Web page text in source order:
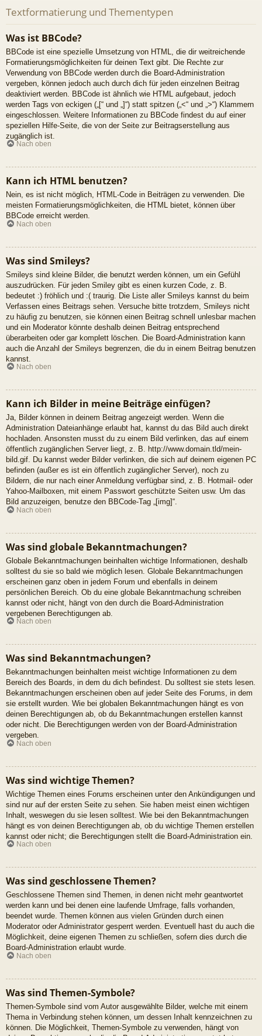
Textformatierung und Thementypen
Was ist BBCode?
BBCode ist eine spezielle Umsetzung von HTML, die dir weitreichende
Formatierungsmöglichkeiten für deinen Text gibt. Die Rechte zur
Verwendung von BBCode werden durch die Board-Administration
vergeben, können jedoch auch durch dich für jeden einzelnen Beitrag
deaktiviert werden. BBCode ist ähnlich wie HTML aufgebaut, jedoch
werden Tags von eckigen („[“ und „]“) statt spitzen („<“ und „>“) Klammern
eingeschlossen. Weitere Informationen zu BBCode findest du auf einer
speziellen Hilfe-Seite, die von der Seite zur Beitragserstellung aus
zugänglich ist.
Nach oben
Kann ich HTML benutzen?
Nein, es ist nicht möglich, HTML-Code in Beiträgen zu verwenden. Die
meisten Formatierungsmöglichkeiten, die HTML bietet, können über
BBCode erreicht werden.
Nach oben
Was sind Smileys?
Smileys sind kleine Bilder, die benutzt werden können, um ein Gefühl
auszudrücken. Für jeden Smiley gibt es einen kurzen Code, z. B.
bedeutet :) fröhlich und :( traurig. Die Liste aller Smileys kannst du beim
Verfassen eines Beitrags sehen. Versuche bitte trotzdem, Smileys nicht
zu häufig zu benutzen, sie können einen Beitrag schnell unlesbar machen
und ein Moderator könnte deshalb deinen Beitrag entsprechend
überarbeiten oder gar komplett löschen. Die Board-Administration kann
auch die Anzahl der Smileys begrenzen, die du in einem Beitrag benutzen
kannst.
Nach oben
Kann ich Bilder in meine Beiträge einfügen?
Ja, Bilder können in deinem Beitrag angezeigt werden. Wenn die
Administration Dateianhänge erlaubt hat, kannst du das Bild auch direkt
hochladen. Ansonsten musst du zu einem Bild verlinken, das auf einem
öffentlich zugänglichen Server liegt, z. B. http://www.domain.tld/mein-
bild.gif. Du kannst weder Bilder verlinken, die sich auf deinem eigenen PC
befinden (außer es ist ein öffentlich zugänglicher Server), noch zu
Bildern, die nur nach einer Anmeldung verfügbar sind, z. B. Hotmail- oder
Yahoo-Mailboxen, mit einem Passwort geschützte Seiten usw. Um das
Bild anzuzeigen, benutze den BBCode-Tag „[img]“.
Nach oben
Was sind globale Bekanntmachungen?
Globale Bekanntmachungen beinhalten wichtige Informationen, deshalb
solltest du sie so bald wie möglich lesen. Globale Bekanntmachungen
erscheinen ganz oben in jedem Forum und ebenfalls in deinem
persönlichen Bereich. Ob du eine globale Bekanntmachung schreiben
kannst oder nicht, hängt von den durch die Board-Administration
vergebenen Berechtigungen ab.
Nach oben
Was sind Bekanntmachungen?
Bekanntmachungen beinhalten meist wichtige Informationen zu dem
Bereich des Boards, in dem du dich befindest. Du solltest sie stets lesen.
Bekanntmachungen erscheinen oben auf jeder Seite des Forums, in dem
sie erstellt wurden. Wie bei globalen Bekanntmachungen hängt es von
deinen Berechtigungen ab, ob du Bekanntmachungen erstellen kannst
oder nicht. Die Berechtigungen werden von der Board-Administration
vergeben.
Nach oben
Was sind wichtige Themen?
Wichtige Themen eines Forums erscheinen unter den Ankündigungen und
sind nur auf der ersten Seite zu sehen. Sie haben meist einen wichtigen
Inhalt, weswegen du sie lesen solltest. Wie bei den Bekanntmachungen
hängt es von deinen Berechtigungen ab, ob du wichtige Themen erstellen
kannst oder nicht; die Berechtigungen stellt die Board-Administration ein.
Nach oben
Was sind geschlossene Themen?
Geschlossene Themen sind Themen, in denen nicht mehr geantwortet
werden kann und bei denen eine laufende Umfrage, falls vorhanden,
beendet wurde. Themen können aus vielen Gründen durch einen
Moderator oder Administrator gesperrt werden. Eventuell hast du auch die
Möglichkeit, deine eigenen Themen zu schließen, sofern dies durch die
Board-Administration erlaubt wurde.
Nach oben
Was sind Themen-Symbole?
Themen-Symbole sind vom Autor ausgewählte Bilder, welche mit einem
Thema in Verbindung stehen können, um dessen Inhalt kennzeichnen zu
können. Die Möglichkeit, Themen-Symbole zu verwenden, hängt von